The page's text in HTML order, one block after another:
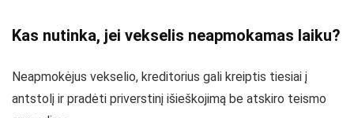
Kas nutinka, jei vekselis neapmokamas laiku?
Neapmokėjus vekselio, kreditorius gali kreiptis tiesiai į
antstolį ir pradėti priverstinį išieškojimą be atskiro teismo